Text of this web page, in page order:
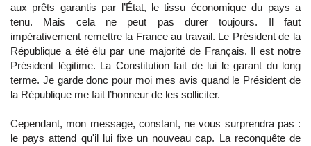
aux prêts garantis par l’État, le tissu économique du pays a
tenu. Mais cela ne peut pas durer toujours. Il faut
impérativement remettre la France au travail. Le Président de la
République a été élu par une majorité de Français. Il est notre
Président légitime. La Constitution fait de lui le garant du long
terme. Je garde donc pour moi mes avis quand le Président de
la République me fait l’honneur de les solliciter.
Cependant, mon message, constant, ne vous surprendra pas :
le pays attend qu'il lui fixe un nouveau cap. La reconquête de